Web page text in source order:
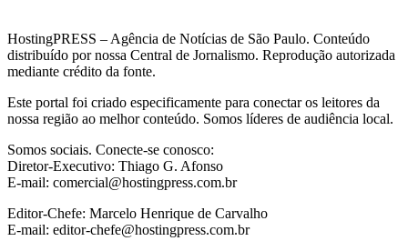
HostingPRESS – Agência de Notícias de São Paulo. Conteúdo
distribuído por nossa Central de Jornalismo. Reprodução autorizada
mediante crédito da fonte.
Este portal foi criado especificamente para conectar os leitores da
nossa região ao melhor conteúdo. Somos líderes de audiência local.
Somos sociais. Conecte-se conosco:
Diretor-Executivo: Thiago G. Afonso
E-mail: comercial@hostingpress.com.br
Editor-Chefe: Marcelo Henrique de Carvalho
E-mail: editor-chefe@hostingpress.com.br